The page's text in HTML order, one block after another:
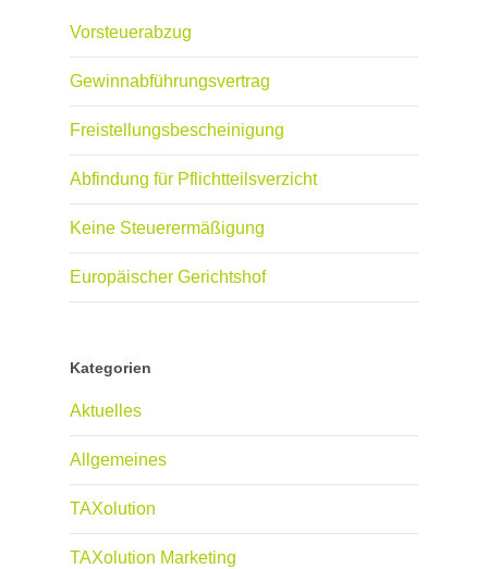
Vorsteuerabzug
Gewinnabführungsvertrag
Freistellungsbescheinigung
Abfindung für Pflichtteilsverzicht
Keine Steuerermäßigung
Europäischer Gerichtshof
Kategorien
Aktuelles
Allgemeines
TAXolution
TAXolution Marketing